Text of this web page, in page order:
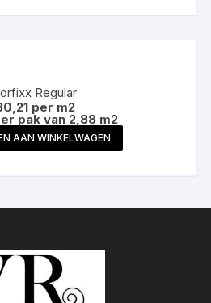
Regular
per m2
pak van 2,88 m2
AAN WINKELWAGEN